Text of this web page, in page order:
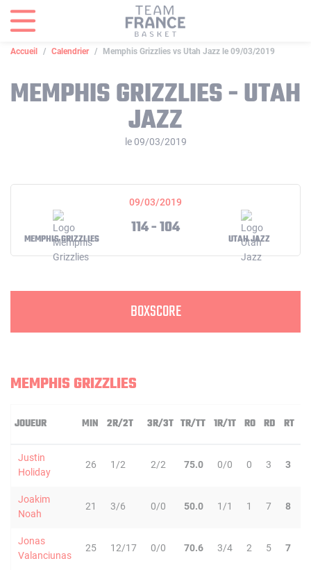
Accueil Calendrier Memphis Grizzlies vs Utah Jazz le 09/03/2019
MEMPHIS GRIZZLIES - UTAH
JAZZ
le 09/03/2019
09/03/2019
MEMPHIS GRIZZLIES
114 - 104
UTAH JAZZ
BOXSCORE
MEMPHIS GRIZZLIES
JOUEUR MIN 2R/2T 3R/3T TR/TT 1R/1T RO RD RT
Justin
Holiday
26 1/2 2/2 75.0 0/0 0 3 3
Joakim
Noah
21 3/6 0/0 50.0 1/1 1 7 8
Jonas
Valanciunas
25 12/17 0/0 70.6 3/4 2 5 7
Panneau de gestion des cookies